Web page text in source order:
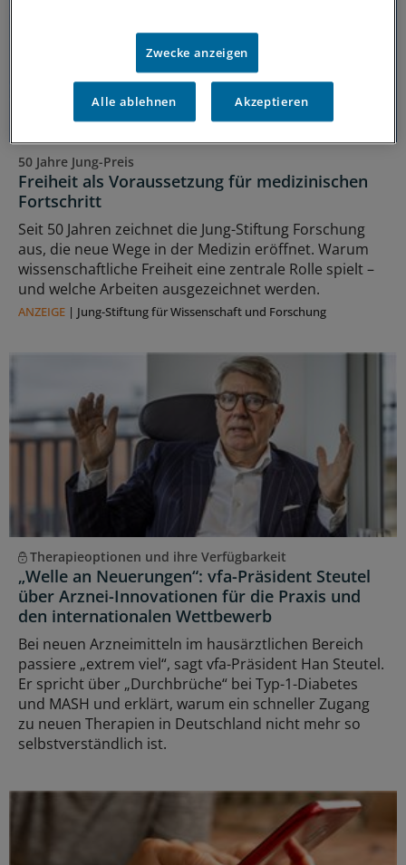
50 Jahre Jung-Preis
Freiheit als Voraussetzung für medizinischen
Fortschritt
Seit 50 Jahren zeichnet die Jung-Stiftung Forschung
aus, die neue Wege in der Medizin eröffnet. Warum
wissenschaftliche Freiheit eine zentrale Rolle spielt –
und welche Arbeiten ausgezeichnet werden.
ANZEIGE | Jung-Stiftung für Wissenschaft und Forschung
Therapieoptionen und ihre Verfügbarkeit
„Welle an Neuerungen“: vfa-Präsident Steutel
über Arznei-Innovationen für die Praxis und
den internationalen Wettbewerb
Bei neuen Arzneimitteln im hausärztlichen Bereich
passiere „extrem viel“, sagt vfa-Präsident Han Steutel.
Er spricht über „Durchbrüche“ bei Typ-1-Diabetes
und MASH und erklärt, warum ein schneller Zugang
zu neuen Therapien in Deutschland nicht mehr so
selbstverständlich ist.
Zwecke anzeigen
Alle ablehnen Akzeptieren